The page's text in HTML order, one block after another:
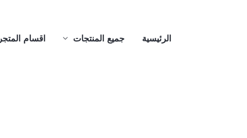
الرئيسية جميع المنتجات اقسام المتجر